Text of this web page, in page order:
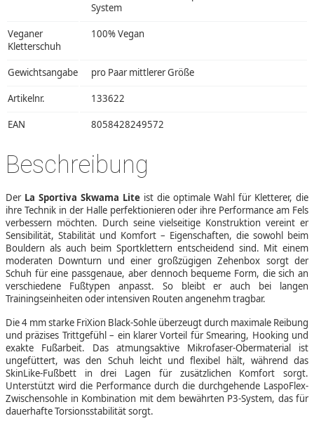
System
Veganer
Kletterschuh
100% Vegan
Gewichtsangabe pro Paar mittlerer Größe
Artikelnr. 133622
EAN 8058428249572
Beschreibung
Der La Sportiva Skwama Lite ist die optimale Wahl für Kletterer, die
ihre Technik in der Halle perfektionieren oder ihre Performance am Fels
verbessern möchten. Durch seine vielseitige Konstruktion vereint er
Sensibilität, Stabilität und Komfort – Eigenschaften, die sowohl beim
Bouldern als auch beim Sportklettern entscheidend sind. Mit einem
moderaten Downturn und einer großzügigen Zehenbox sorgt der
Schuh für eine passgenaue, aber dennoch bequeme Form, die sich an
verschiedene Fußtypen anpasst. So bleibt er auch bei langen
Trainingseinheiten oder intensiven Routen angenehm tragbar.
Die 4 mm starke FriXion Black-Sohle überzeugt durch maximale Reibung
und präzises Trittgefühl – ein klarer Vorteil für Smearing, Hooking und
exakte Fußarbeit. Das atmungsaktive Mikrofaser-Obermaterial ist
ungefüttert, was den Schuh leicht und flexibel hält, während das
SkinLike-Fußbett in drei Lagen für zusätzlichen Komfort sorgt.
Unterstützt wird die Performance durch die durchgehende LaspoFlex-
Zwischensohle in Kombination mit dem bewährten P3-System, das für
dauerhafte Torsionsstabilität sorgt.